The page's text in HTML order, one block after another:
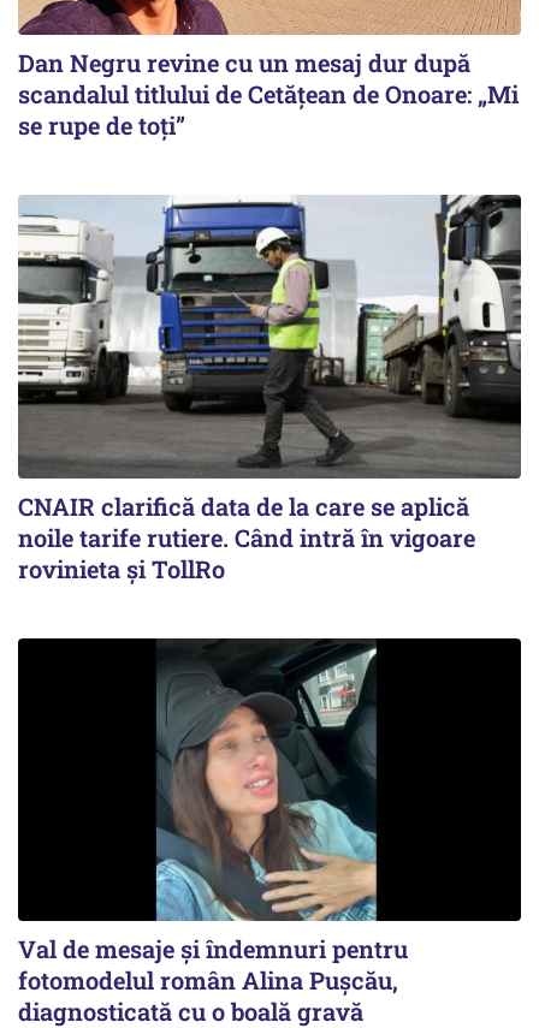
Dan Negru revine cu un mesaj dur după
scandalul titlului de Cetățean de Onoare: „Mi
se rupe de toți”
CNAIR clarifică data de la care se aplică
noile tarife rutiere. Când intră în vigoare
rovinieta și TollRo
Val de mesaje și îndemnuri pentru
fotomodelul român Alina Pușcău,
diagnosticată cu o boală gravă